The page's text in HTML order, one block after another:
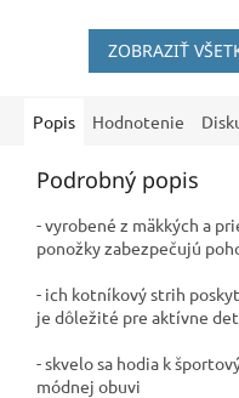
ZOBRAZIŤ
Popis Hodnotenie
Podrobný popis
- vyrobené z mäkkých a
ponožky zabezpečujú
- ich kotníkový strih
je dôležité pre aktívne
- skvelo sa hodia k
módnej obuvi